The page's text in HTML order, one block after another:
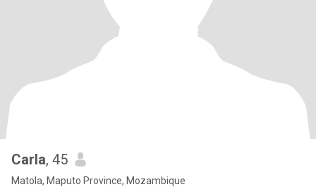
Carla, 45
Matola, Maputo Province, Mozambique